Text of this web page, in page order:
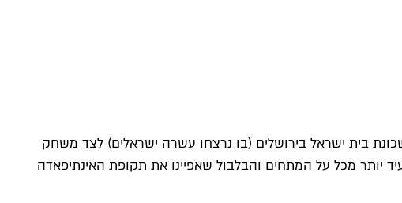
החליטה לשדר את הדיווחים מהפיגוע בשכונת בית ישראל בירושלים (בו נרצחו עשרה ישראלים) לצד משחק
יותר מכל על המתחים והבלבול שאפיינו את תקופת האינתיפאדה